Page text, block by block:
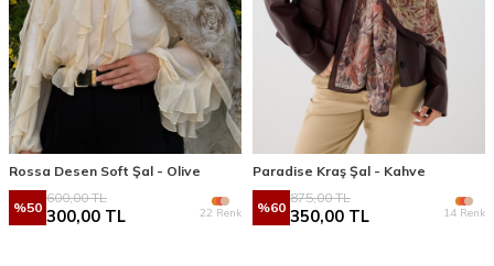
Rossa Desen Soft Şal - Olive
%50
600,00TL
300,00 TL 22 Renk
Paradise Kraş Şal - Kahve
%60
875,00TL
350,00 TL 14 Renk